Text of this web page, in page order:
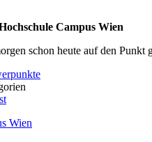
Campus Wien
schon heute auf den Punkt
Wien